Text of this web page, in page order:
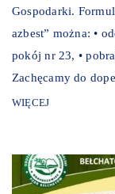
Gospodarki.
azbest” można: •
pokój nr 23, •
Zachęcamy do
WIĘCEJ